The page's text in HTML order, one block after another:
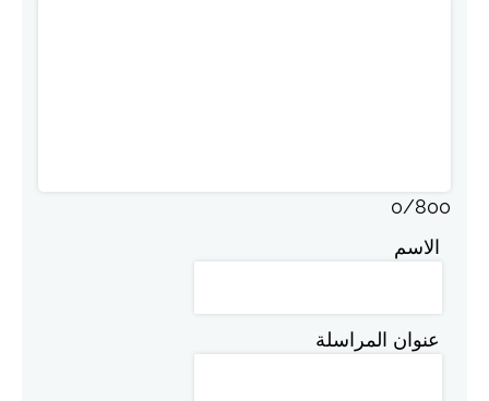
0/800
الاسم
عنوان المراسلة